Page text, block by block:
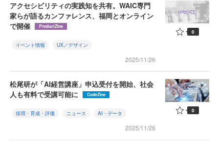
アクセシビリティの実践知を共有。WAIC専門
家らが語るカンファレンス、福岡とオンライン
で開催
ProductZine
イベント情報 UX／デザイン
2025/11/26
0
松尾研が「AI経営講座」申込受付を開始、社会
人も有料で受講可能に
CodeZine
採用・育成・評価 ニュース AI・データ
2025/11/26
0